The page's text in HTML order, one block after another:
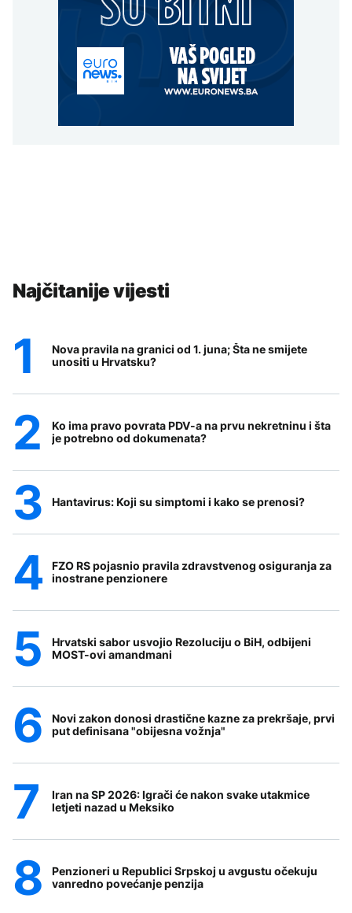
Najčitanije vijesti
Nova pravila na granici od 1. juna; Šta ne smijete
unositi u Hrvatsku?
Ko ima pravo povrata PDV-a na prvu nekretninu i šta
je potrebno od dokumenata?
Hantavirus: Koji su simptomi i kako se prenosi?
FZO RS pojasnio pravila zdravstvenog osiguranja za
inostrane penzionere
Hrvatski sabor usvojio Rezoluciju o BiH, odbijeni
MOST-ovi amandmani
Novi zakon donosi drastične kazne za prekršaje, prvi
put definisana "obijesna vožnja"
Iran na SP 2026: Igrači će nakon svake utakmice
letjeti nazad u Meksiko
Penzioneri u Republici Srpskoj u avgustu očekuju
vanredno povećanje penzija